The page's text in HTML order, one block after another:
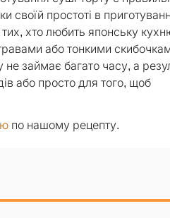
простоті в
хто любить японську
або тонкими
займає багато часу, а
або просто для того, щоб
по нашому рецепту.